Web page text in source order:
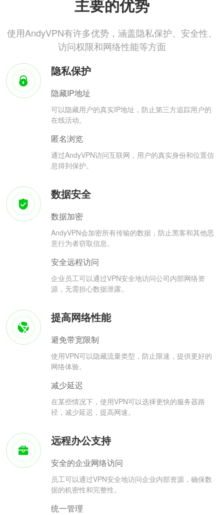
主要的优势
使用AndyVPN有许多优势，涵盖隐私保护、安全性、
访问权限和网络性能等方面
隐私保护
隐藏IP地址
可以隐藏用户的真实IP地址，防止第三方追踪用户的
在线活动。
匿名浏览
通过AndyVPN访问互联网，用户的真实身份和位置信
息得到保护。
数据安全
数据加密
AndyVPN会加密所有传输的数据，防止黑客和其他恶
意行为者窃取信息。
安全远程访问
企业员工可以通过VPN安全地访问公司内部网络资
源，无需担心数据泄露。
提高网络性能
避免带宽限制
使用VPN可以隐藏流量类型，防止限速，提供更好的
网络体验。
减少延迟
在某些情况下，使用VPN可以选择更快的服务器路
径，减少延迟，提高网速。
远程办公支持
安全的企业网络访问
员工可以通过VPN安全地访问企业内部资源，确保数
据的机密性和完整性。
统一管理